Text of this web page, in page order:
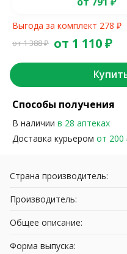
Выгода за комплект 278 ₽
от 1 388 ₽ от 1 110 ₽
Способы получения
В наличии в 28 аптеках
Доставка курьером от 200
Страна производитель:
Производитель:
Общее описание:
Форма выпуска: